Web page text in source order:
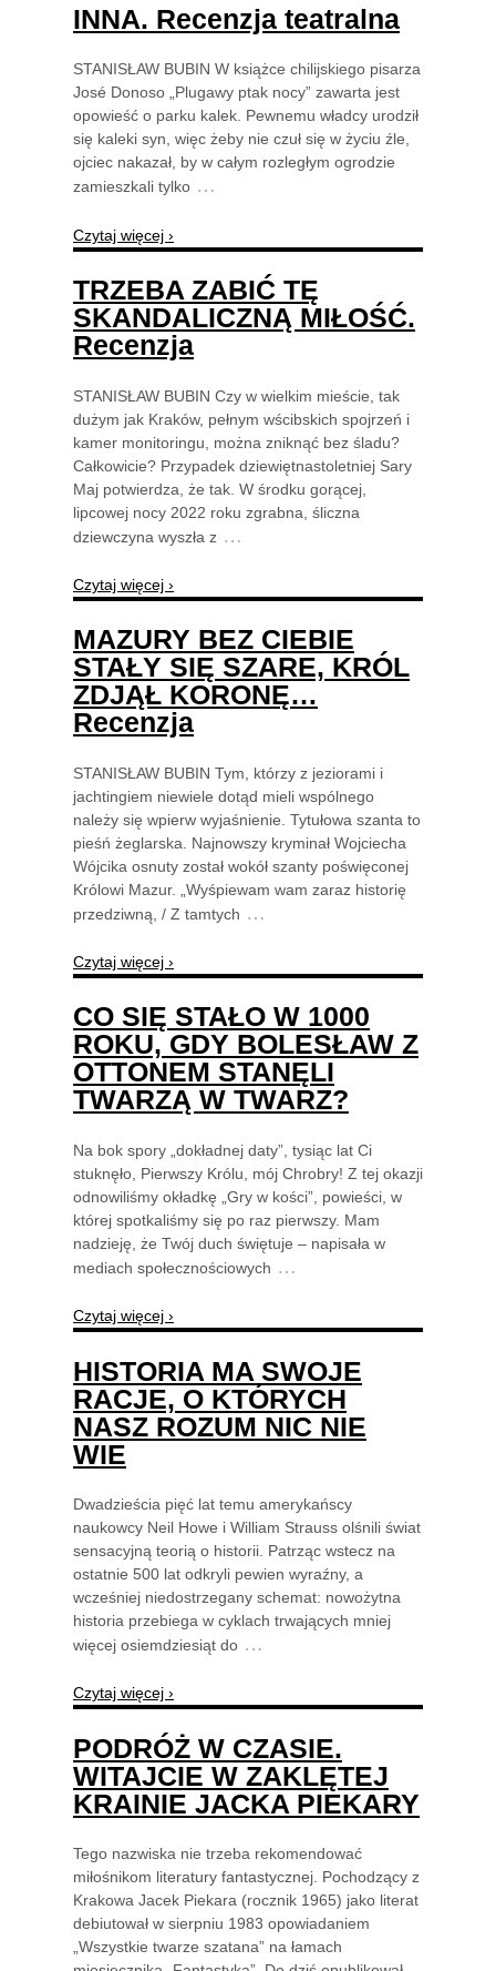
INNA. Recenzja teatralna
STANISŁAW BUBIN W książce chilijskiego pisarza
José Donoso „Plugawy ptak nocy” zawarta jest
opowieść o parku kalek. Pewnemu władcy urodził
się kaleki syn, więc żeby nie czuł się w życiu źle,
ojciec nakazał, by w całym rozległym ogrodzie
zamieszkali tylko …
Czytaj więcej ›
TRZEBA ZABIĆ TĘ
SKANDALICZNĄ MIŁOŚĆ.
Recenzja
STANISŁAW BUBIN Czy w wielkim mieście, tak
dużym jak Kraków, pełnym wścibskich spojrzeń i
kamer monitoringu, można zniknąć bez śladu?
Całkowicie? Przypadek dziewiętnastoletniej Sary
Maj potwierdza, że tak. W środku gorącej,
lipcowej nocy 2022 roku zgrabna, śliczna
dziewczyna wyszła z …
Czytaj więcej ›
MAZURY BEZ CIEBIE
STAŁY SIĘ SZARE, KRÓL
ZDJĄŁ KORONĘ…
Recenzja
STANISŁAW BUBIN Tym, którzy z jeziorami i
jachtingiem niewiele dotąd mieli wspólnego
należy się wpierw wyjaśnienie. Tytułowa szanta to
pieśń żeglarska. Najnowszy kryminał Wojciecha
Wójcika osnuty został wokół szanty poświęconej
Królowi Mazur. „Wyśpiewam wam zaraz historię
przedziwną, / Z tamtych …
Czytaj więcej ›
CO SIĘ STAŁO W 1000
ROKU, GDY BOLESŁAW Z
OTTONEM STANĘLI
TWARZĄ W TWARZ?
Na bok spory „dokładnej daty”, tysiąc lat Ci
stuknęło, Pierwszy Królu, mój Chrobry! Z tej okazji
odnowiliśmy okładkę „Gry w kości”, powieści, w
której spotkaliśmy się po raz pierwszy. Mam
nadzieję, że Twój duch świętuje – napisała w
mediach społecznościowych …
Czytaj więcej ›
HISTORIA MA SWOJE
RACJE, O KTÓRYCH
NASZ ROZUM NIC NIE
WIE
Dwadzieścia pięć lat temu amerykańscy
naukowcy Neil Howe i William Strauss olśnili świat
sensacyjną teorią o historii. Patrząc wstecz na
ostatnie 500 lat odkryli pewien wyraźny, a
wcześniej niedostrzegany schemat: nowożytna
historia przebiega w cyklach trwających mniej
więcej osiemdziesiąt do …
Czytaj więcej ›
PODRÓŻ W CZASIE.
WITAJCIE W ZAKLĘTEJ
KRAINIE JACKA PIEKARY
Tego nazwiska nie trzeba rekomendować
miłośnikom literatury fantastycznej. Pochodzący z
Krakowa Jacek Piekara (rocznik 1965) jako literat
debiutował w sierpniu 1983 opowiadaniem
„Wszystkie twarze szatana” na łamach